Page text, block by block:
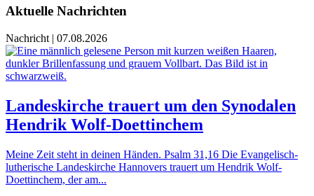
Aktuelle Nachrichten
Nachricht | 07.08.2026
Landeskirche trauert um den Synodalen
Hendrik Wolf-Doettinchem
Meine Zeit steht in deinen Händen. Psalm 31,16 Die Evangelisch-
lutherische Landeskirche Hannovers trauert um Hendrik Wolf-
Doettinchem, der am...